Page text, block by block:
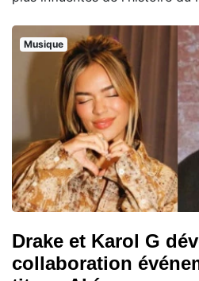
Musique
Drake et Karol G
collaboration